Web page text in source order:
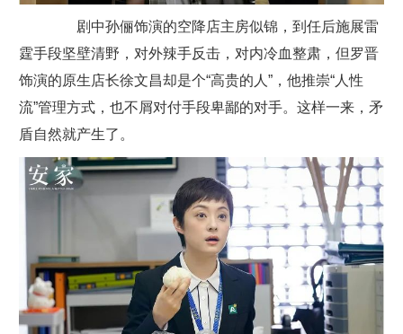
剧中孙俪饰演的空降店主房似锦，到任后施展雷
霆手段坚壁清野，对外辣手反击，对内冷血整肃，但罗晋
饰演的原生店长徐文昌却是个“高贵的人”，他推崇“人性
流”管理方式，也不屑对付手段卑鄙的对手。这样一来，矛
盾自然就产生了。